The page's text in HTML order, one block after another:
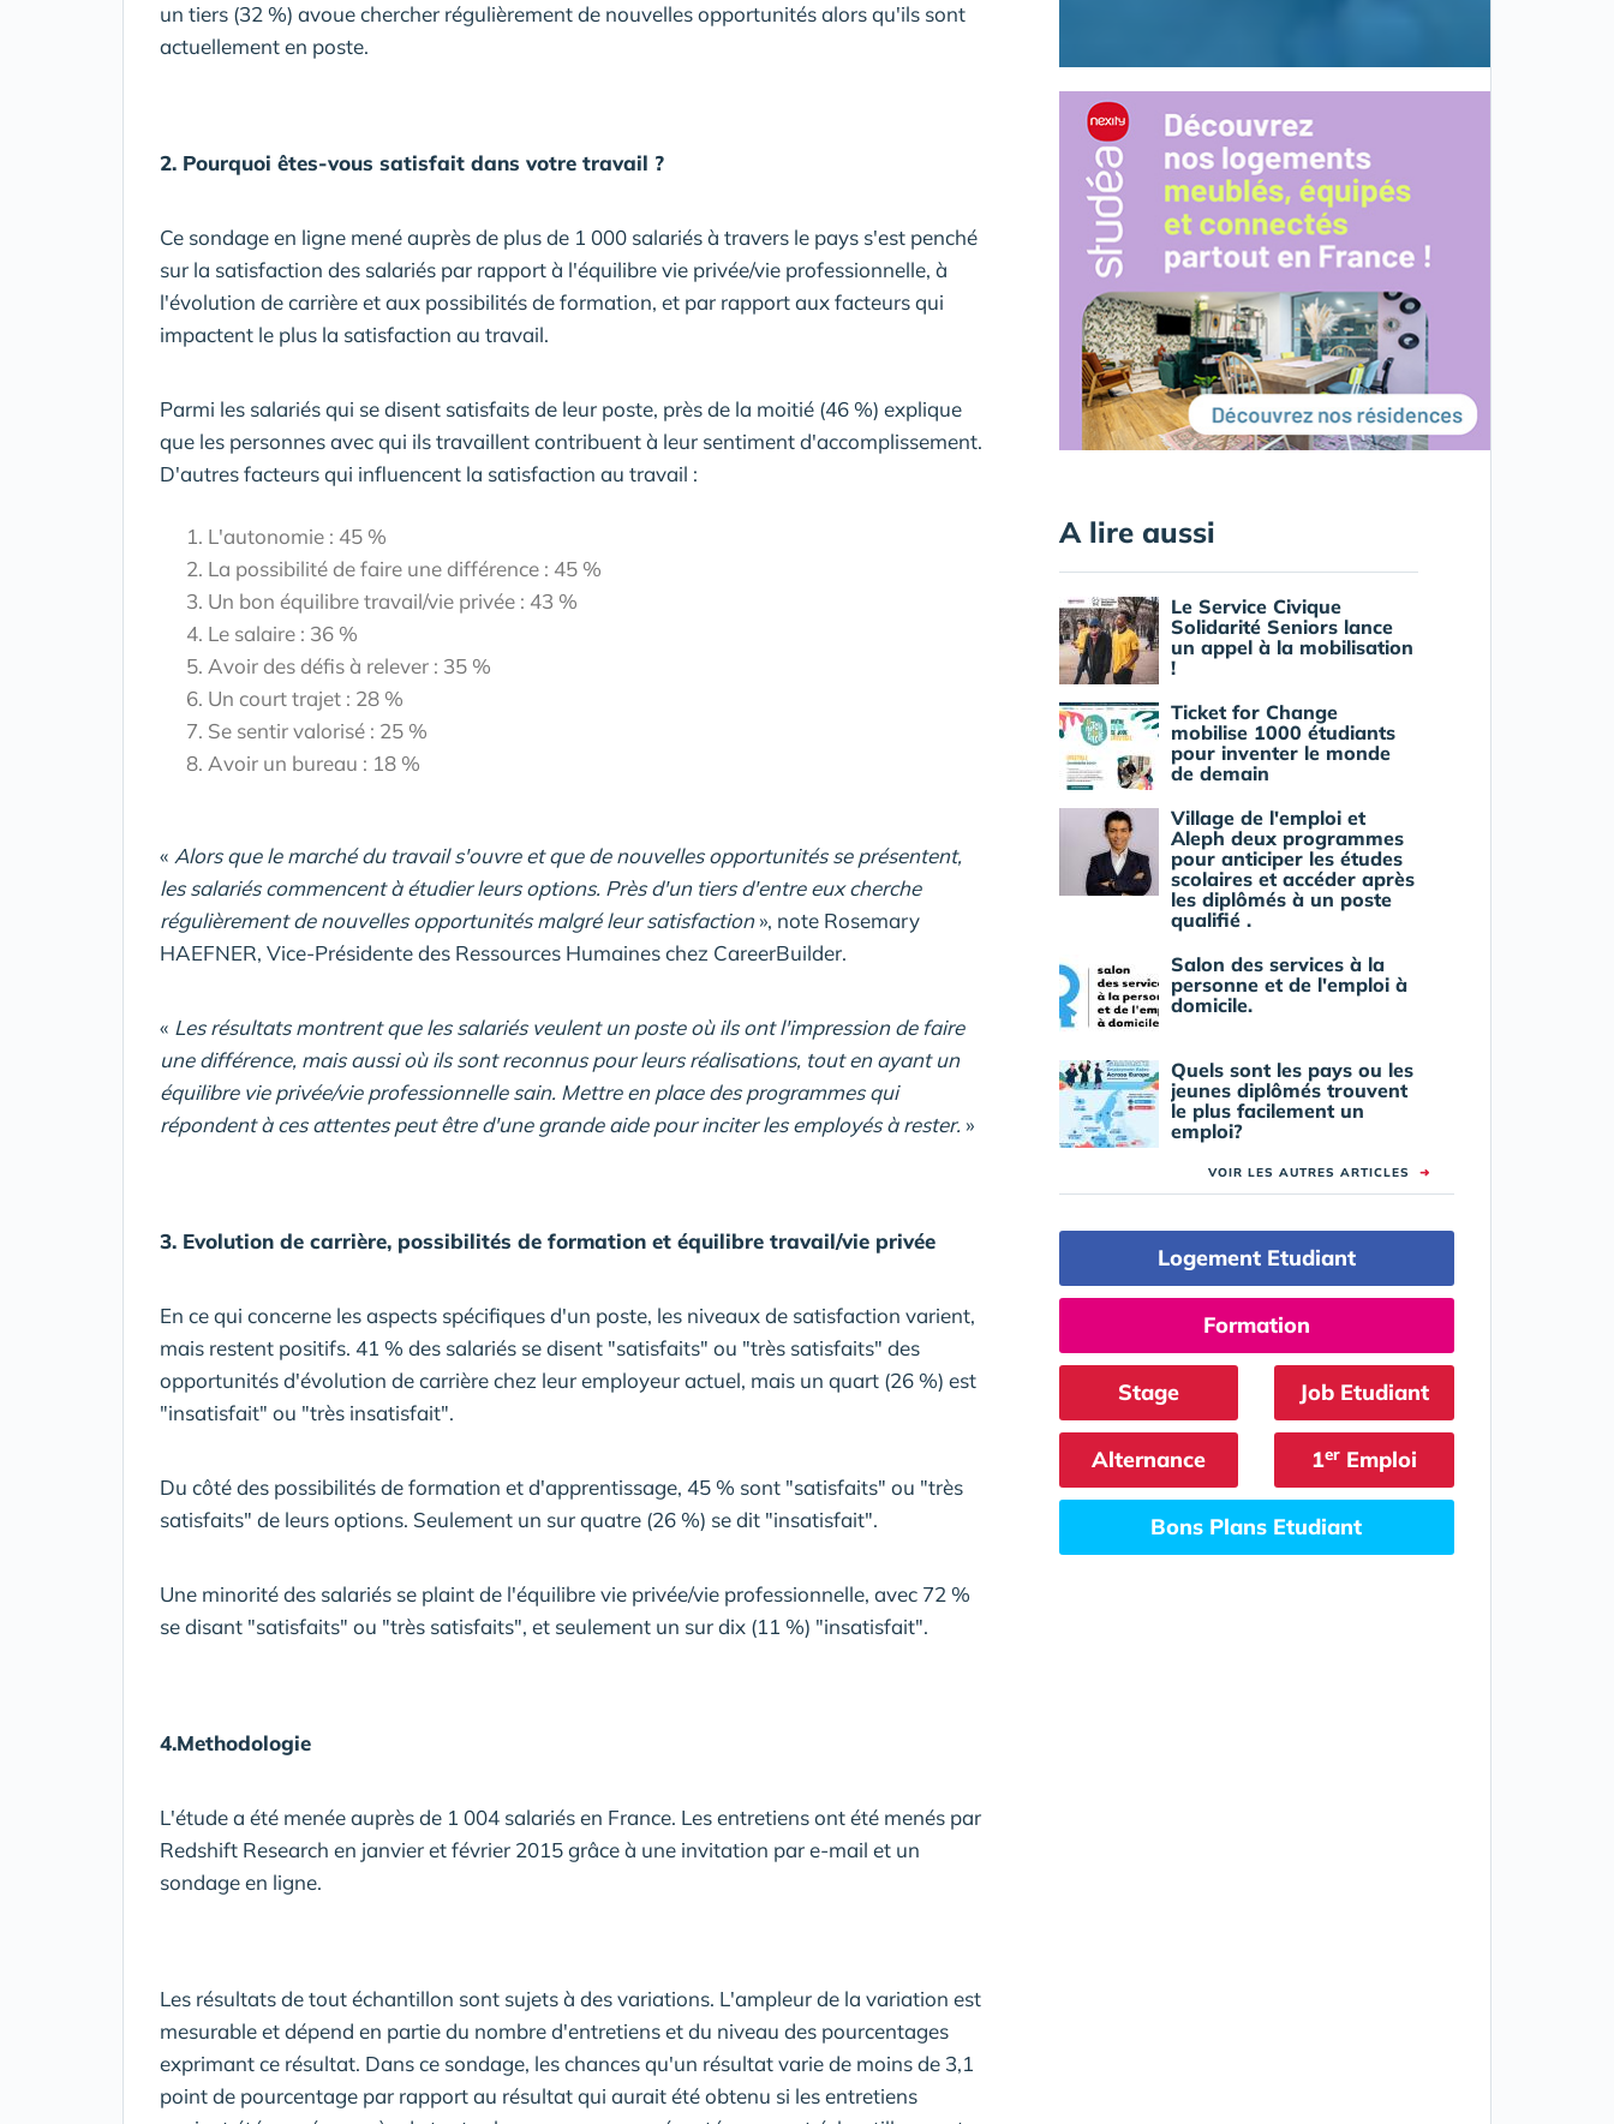
un tiers (32 %) avoue chercher régulièrement de nouvelles opportunités alors qu'ils sont
actuellement en poste.
2. Pourquoi êtes-vous satisfait dans votre travail ?
Ce sondage en ligne mené auprès de plus de 1 000 salariés à travers le pays s'est penché
sur la satisfaction des salariés par rapport à l'équilibre vie privée/vie professionnelle, à
l'évolution de carrière et aux possibilités de formation, et par rapport aux facteurs qui
impactent le plus la satisfaction au travail.
Parmi les salariés qui se disent satisfaits de leur poste, près de la moitié (46 %) explique
que les personnes avec qui ils travaillent contribuent à leur sentiment d'accomplissement.
D'autres facteurs qui influencent la satisfaction au travail :
L'autonomie : 45 %
La possibilité de faire une différence : 45 %
Un bon équilibre travail/vie privée : 43 %
Le salaire : 36 %
Avoir des défis à relever : 35 %
Un court trajet : 28 %
Se sentir valorisé : 25 %
Avoir un bureau : 18 %
« Alors que le marché du travail s'ouvre et que de nouvelles opportunités se présentent,
les salariés commencent à étudier leurs options. Près d'un tiers d'entre eux cherche
régulièrement de nouvelles opportunités malgré leur satisfaction», note Rosemary
HAEFNER, Vice-Présidente des Ressources Humaines chez CareerBuilder.
« Les résultats montrent que les salariés veulent un poste où ils ont l'impression de faire
une différence, mais aussi où ils sont reconnus pour leurs réalisations, tout en ayant un
équilibre vie privée/vie professionnelle sain. Mettre en place des programmes qui
répondent à ces attentes peut être d'une grande aide pour inciter les employés à rester.»
3. Evolution de carrière, possibilités de formation et équilibre travail/vie privée
En ce qui concerne les aspects spécifiques d'un poste, les niveaux de satisfaction varient,
mais restent positifs. 41 % des salariés se disent "satisfaits" ou "très satisfaits" des
opportunités d'évolution de carrière chez leur employeur actuel, mais un quart (26 %) est
"insatisfait" ou "très insatisfait".
Du côté des possibilités de formation et d'apprentissage, 45 % sont "satisfaits" ou "très
satisfaits" de leurs options. Seulement un sur quatre (26 %) se dit "insatisfait".
Une minorité des salariés se plaint de l'équilibre vie privée/vie professionnelle, avec 72 %
se disant "satisfaits" ou "très satisfaits", et seulement un sur dix (11 %) "insatisfait".
4.Methodologie
L'étude a été menée auprès de 1 004 salariés en France. Les entretiens ont été menés par
Redshift Research en janvier et février 2015 grâce à une invitation par e-mail et un
sondage en ligne.
Les résultats de tout échantillon sont sujets à des variations. L'ampleur de la variation est
mesurable et dépend en partie du nombre d'entretiens et du niveau des pourcentages
exprimant ce résultat. Dans ce sondage, les chances qu'un résultat varie de moins de 3,1
point de pourcentage par rapport au résultat qui aurait été obtenu si les entretiens
A lire aussi
Le Service Civique
Solidarité Seniors lance
un appel à la mobilisation
!
Ticket for Change
mobilise 1000 étudiants
pour inventer le monde
de demain
Village de l'emploi et
Aleph deux programmes
pour anticiper les études
scolaires et accéder après
les diplômés à un poste
qualifié .
Salon des services à la
personne et de l'emploi à
domicile.
Quels sont les pays ou les
jeunes diplômés trouvent
le plus facilement un
emploi?
VOIR LES AUTRES ARTICLES ➜
Logement Etudiant
Formation
Stage Job Etudiant
Alternance 1er Emploi
Bons Plans Etudiant